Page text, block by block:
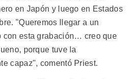
en Japón y luego en Estados
"Queremos llegar a un
con esta grabación… creo que
porque tuve la
capaz", comentó Priest.